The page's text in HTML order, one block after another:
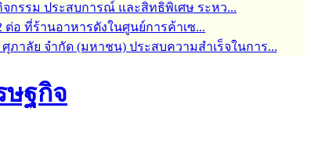
จกรรม ประสบการณ์ และสิทธิพิเศษ ระหว...
อ ที่ร้านอาหารดังในศูนย์การค้าเซ...
าลัย จำกัด (มหาชน) ประสบความสำเร็จในการ...